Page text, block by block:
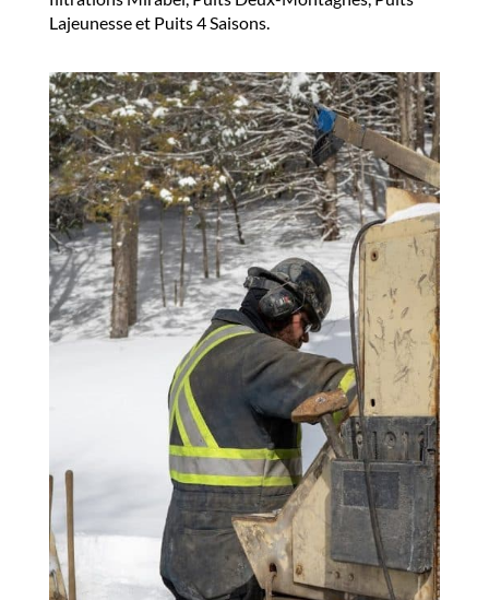
Lajeunesse et Puits 4 Saisons.